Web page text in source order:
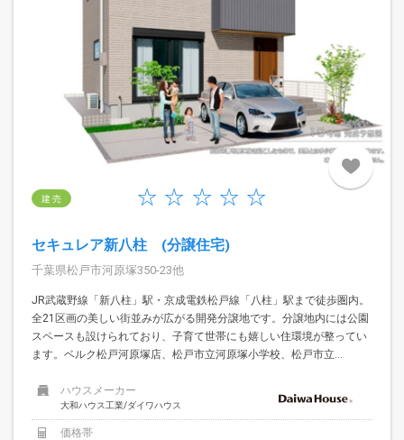
建 売
セキュレア新八柱 (分譲住宅)
千葉県松戸市河原塚350-23他
JR武蔵野線「新八柱」駅・京成電鉄松戸線「八柱」駅まで徒歩圏内。
全21区画の美しい街並みが広がる開発分譲地です。分譲地内には公園
スペースも設けられており、子育て世帯にも嬉しい住環境が整ってい
ます。ベルク松戸河原塚店、松戸市立河原塚小学校、松戸市立...
ハウスメーカー
大和ハウス工業/ダイワハウス
価格帯